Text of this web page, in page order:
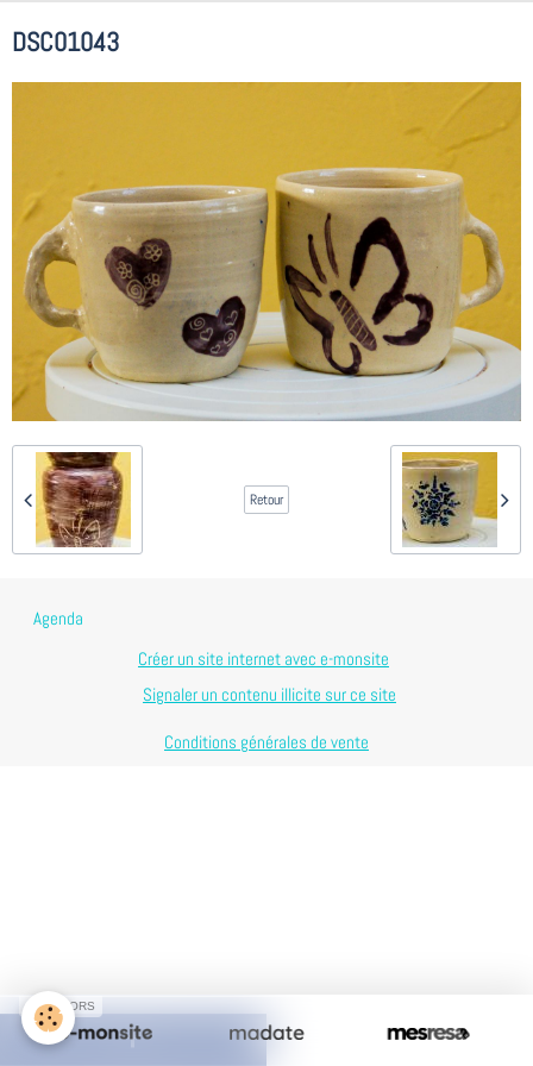
DSC01043
Retour
Agenda
Créer un site internet avec e-monsite
Signaler un contenu illicite sur ce site
Conditions générales de vente
SPONSORS